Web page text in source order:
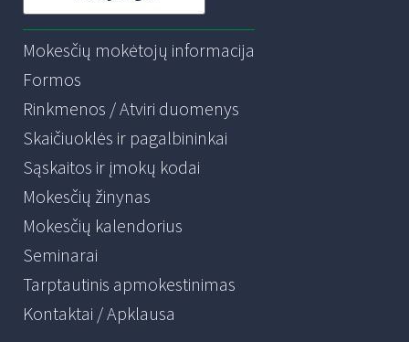
Mokesčių mokėtojų informacija
Formos
Rinkmenos / Atviri duomenys
Skaičiuoklės ir pagalbininkai
Sąskaitos ir įmokų kodai
Mokesčių žinynas
Mokesčių kalendorius
Seminarai
Tarptautinis apmokestinimas
Kontaktai / Apklausa